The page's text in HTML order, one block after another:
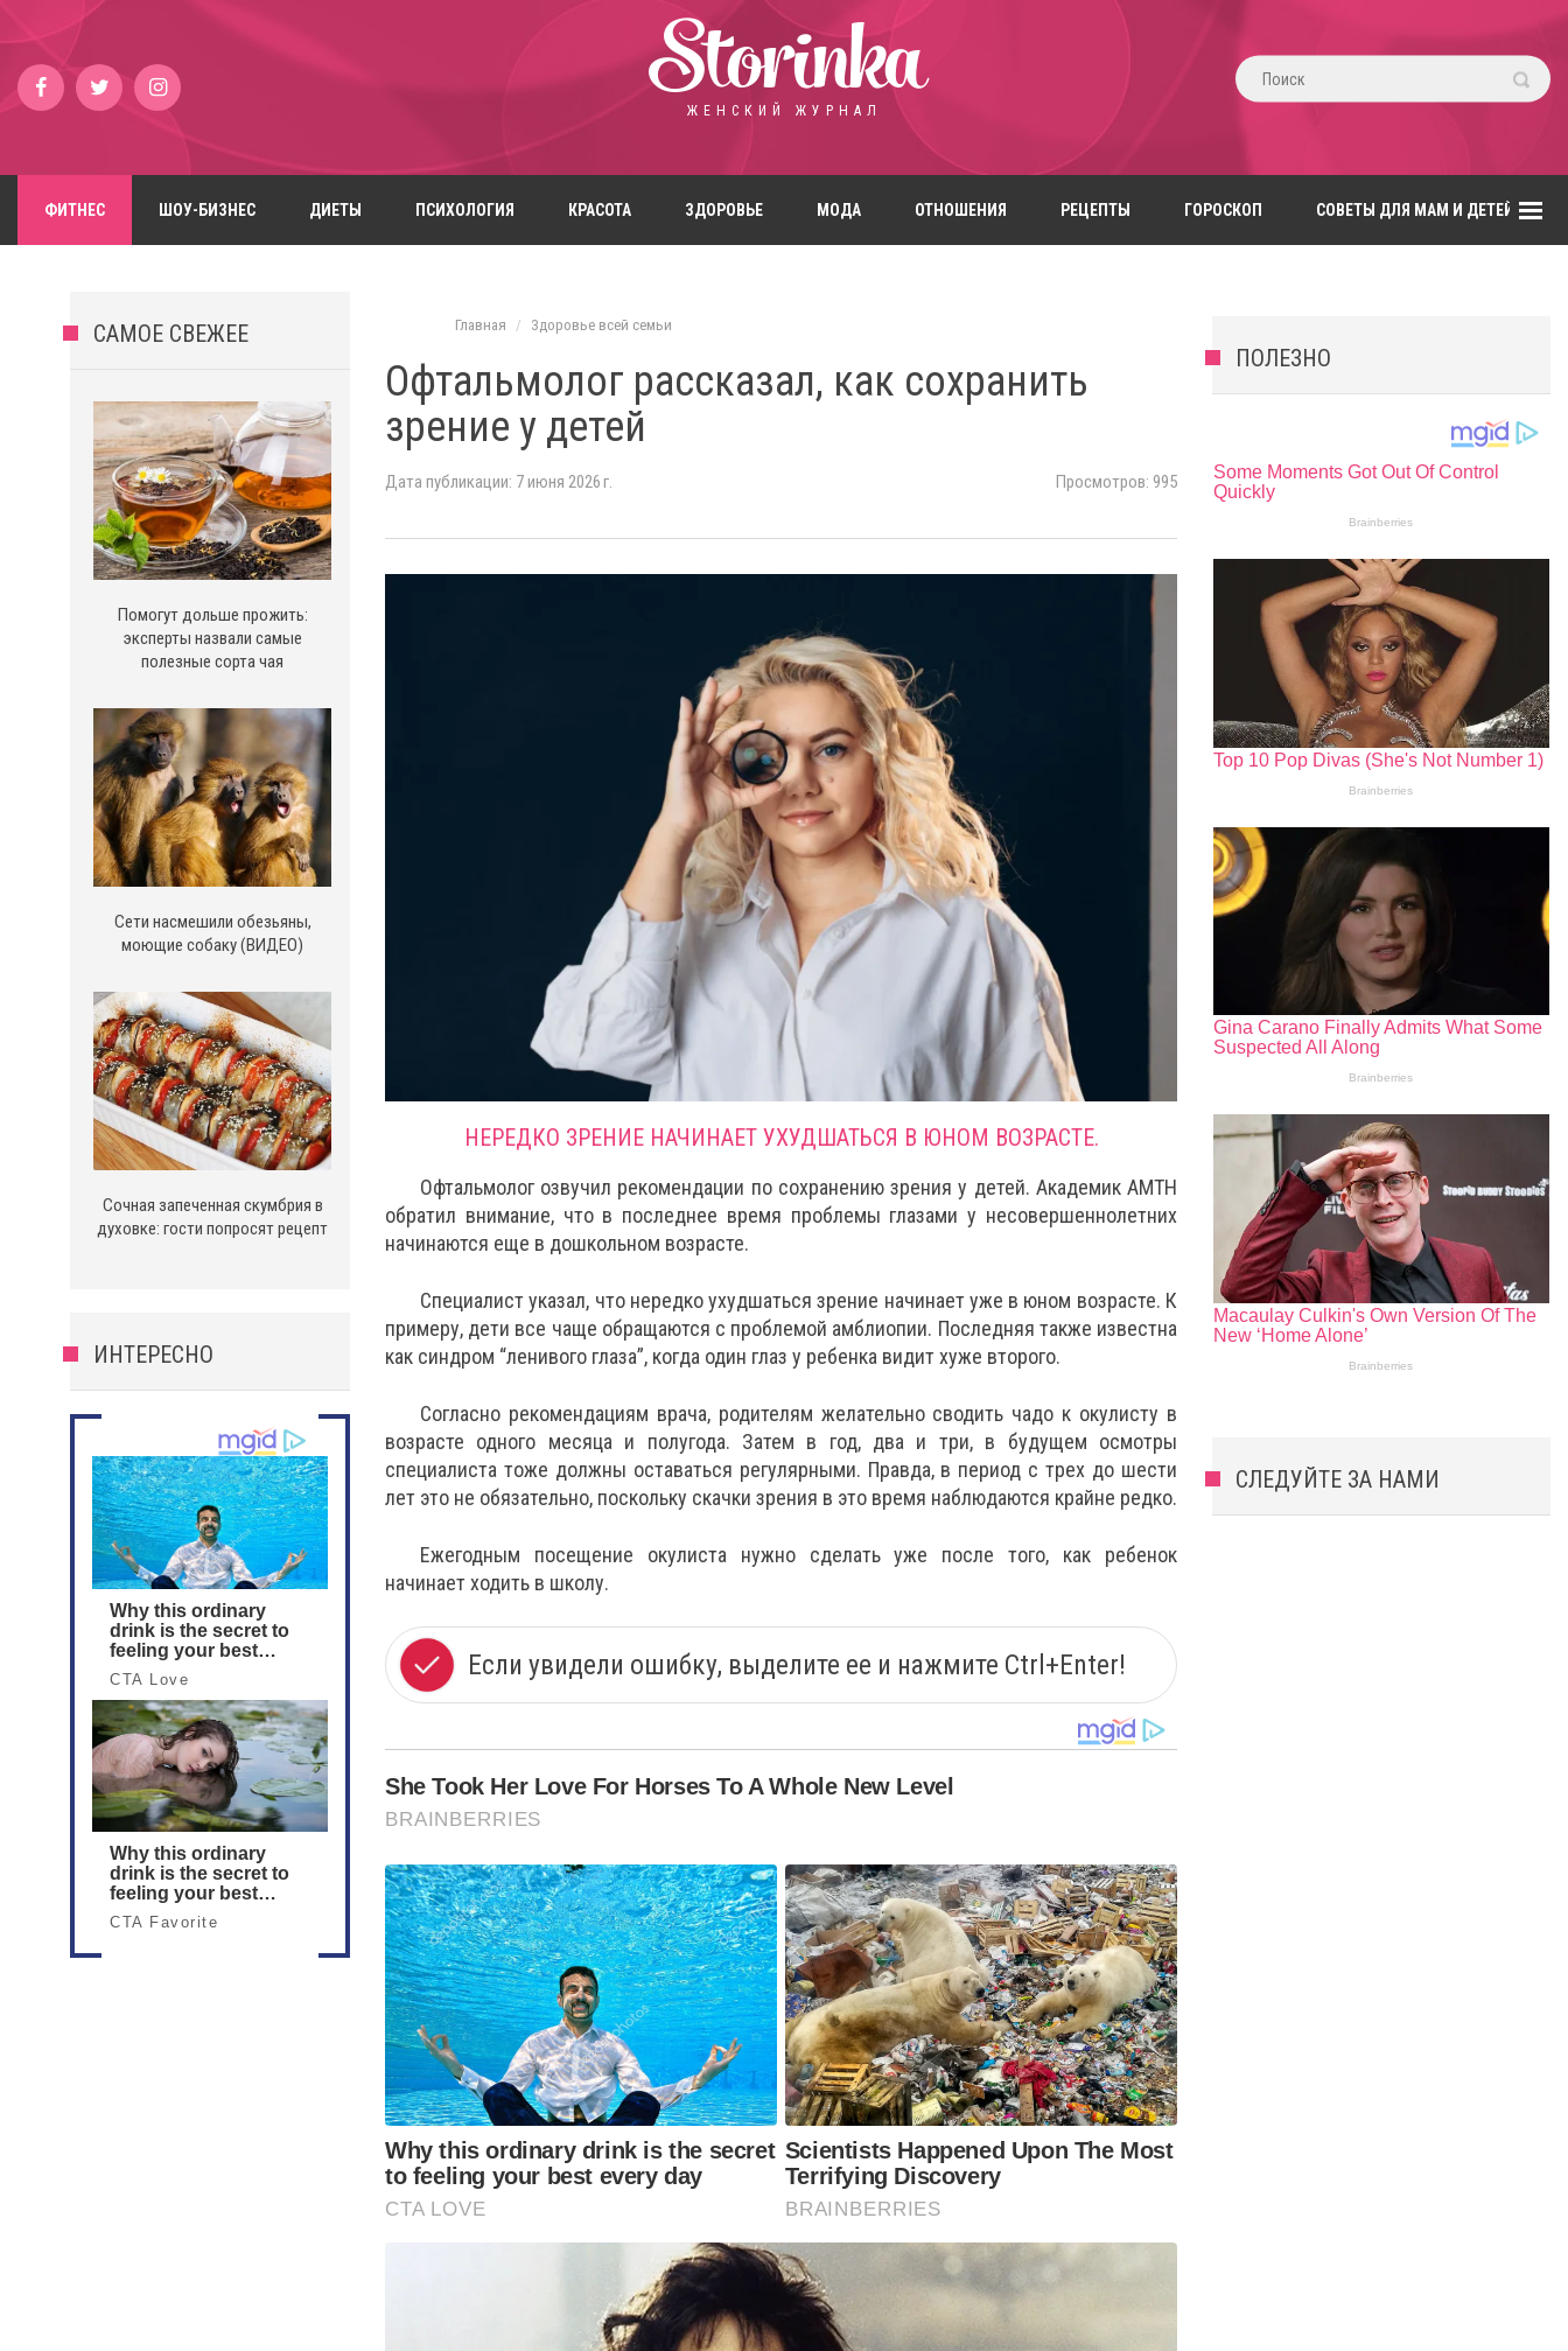
Storinka
ЖЕНСКИЙ ЖУРНАЛ
ФИТНЕС ШОУ-БИЗНЕС ДИЕТЫ ПСИХОЛОГИЯ КРАСОТА ЗДОРОВЬЕ МОДА ОТНОШЕНИЯ РЕЦЕПТЫ ГОРОСКОП СОВЕТЫ ДЛЯ МАМ И ДЕТЕЙ
САМОЕ СВЕЖЕЕ
Помогут дольше прожить:
эксперты назвали самые
полезные сорта чая
Сети насмешили обезьяны,
моющие собаку (ВИДЕО)
Сочная запеченная скумбрия в
духовке: гости попросят рецепт
ИНТЕРЕСНО
Главная Здоровье всей семьи
Офтальмолог рассказал, как сохранить
зрение у детей
Дата публикации: 7 июня 2026 г. Просмотров: 995
НЕРЕДКО ЗРЕНИЕ НАЧИНАЕТ УХУДШАТЬСЯ В ЮНОМ ВОЗРАСТЕ.
Офтальмолог озвучил рекомендации по сохранению зрения у детей. Академик АМТН
обратил внимание, что в последнее время проблемы глазами у несовершеннолетних
начинаются еще в дошкольном возрасте.
Специалист указал, что нередко ухудшаться зрение начинает уже в юном возрасте. К
примеру, дети все чаще обращаются с проблемой амблиопии. Последняя также известна
как синдром “ленивого глаза”, когда один глаз у ребенка видит хуже второго.
Согласно рекомендациям врача, родителям желательно сводить чадо к окулисту в
возрасте одного месяца и полугода. Затем в год, два и три, в будущем осмотры
специалиста тоже должны оставаться регулярными. Правда, в период с трех до шести
лет это не обязательно, поскольку скачки зрения в это время наблюдаются крайне редко.
Ежегодным посещение окулиста нужно сделать уже после того, как ребенок
начинает ходить в школу.
Если увидели ошибку, выделите ее и нажмите Ctrl+Enter!
She Took Her Love For Horses To A Whole New Level
BRAINBERRIES
Why this ordinary drink is the secret
to feeling your best every day
CTA LOVE
Scientists Happened Upon The Most
Terrifying Discovery
BRAINBERRIES
ПОЛЕЗНО
СЛЕДУЙТЕ ЗА НАМИ